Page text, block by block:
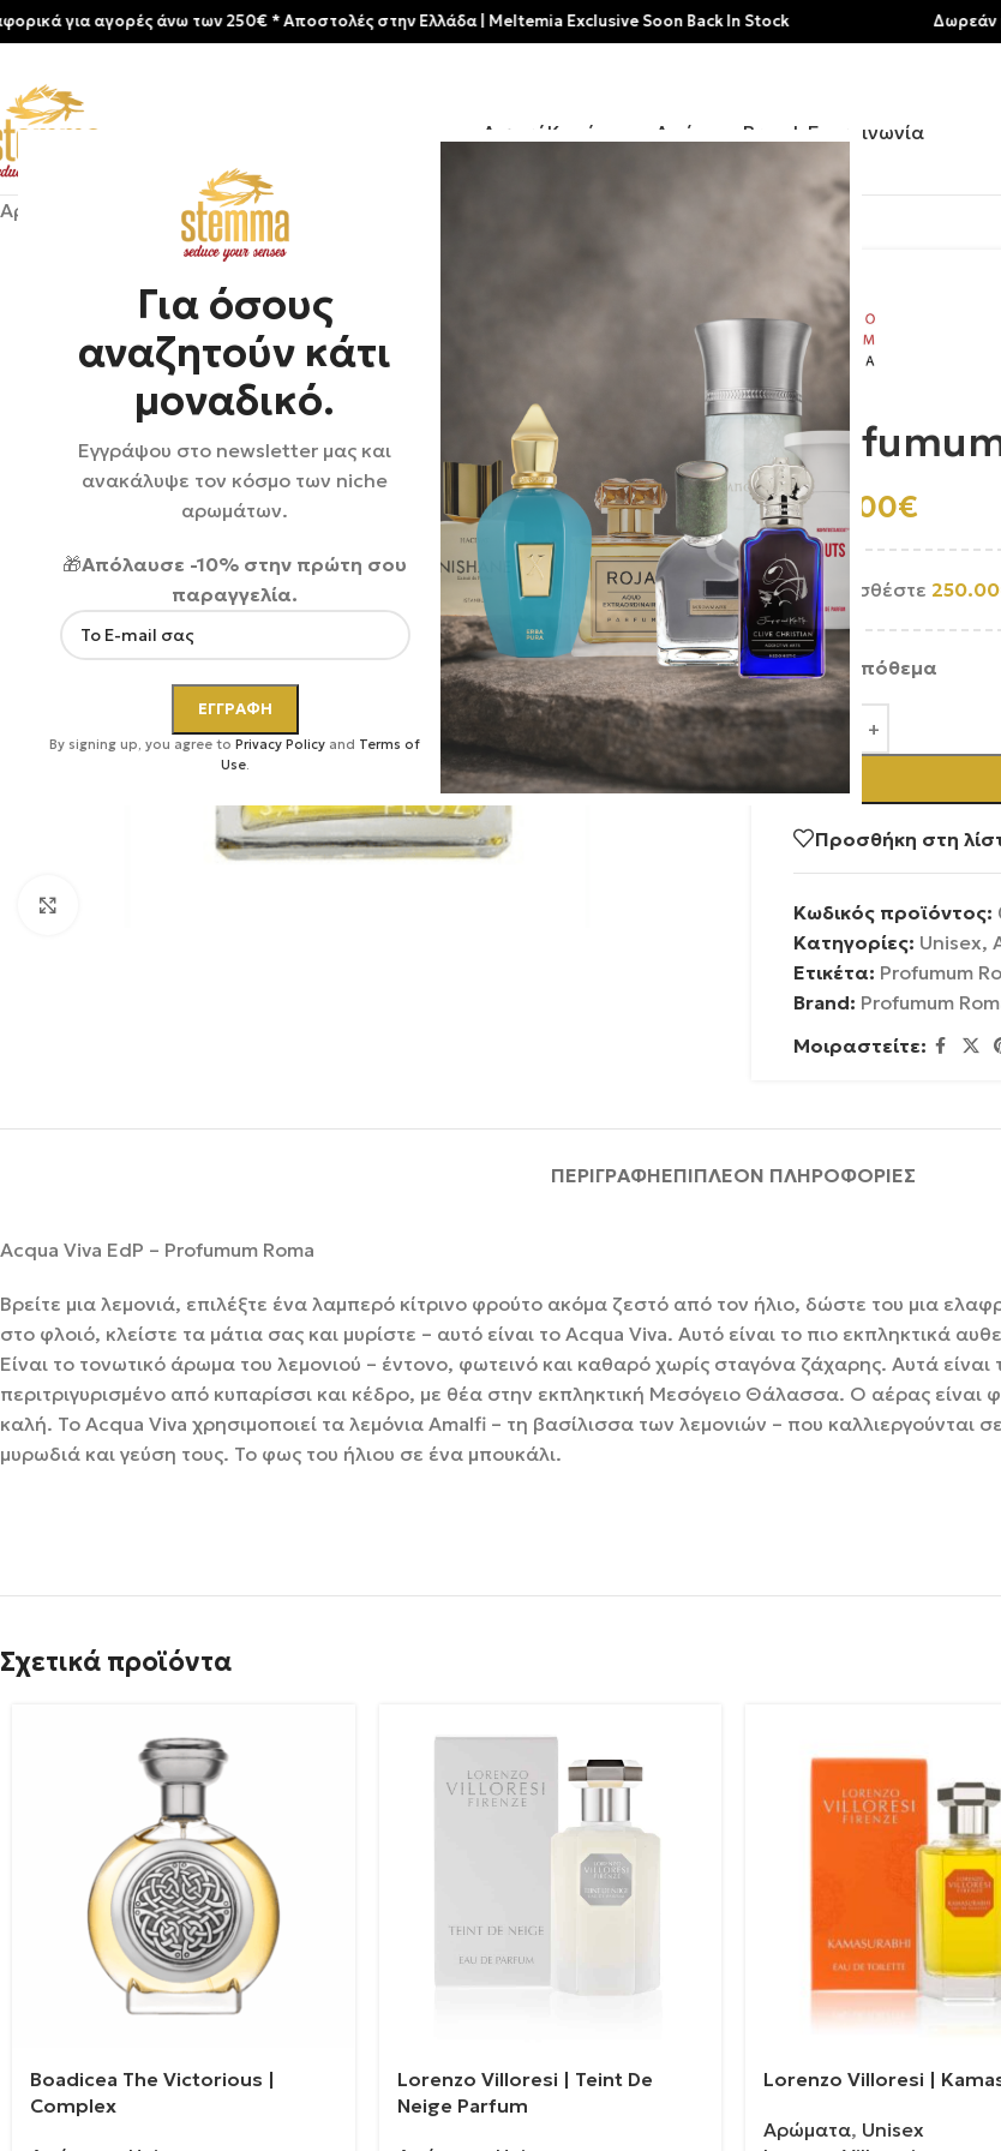
Για όσους
αναζητούν κάτι
μοναδικό.
Εγγράψου στο newsletter μας και
ανακάλυψε τον κόσμο των niche
αρωμάτων.
🎁Απόλαυσε -10% στην πρώτη σου
παραγγελία.
By signing up, you agree toPrivacy Policy and Terms of
Use.
Αρχική Κατάστημα Αρώματα Brands Επικοινωνία
Αρχική σελίδα Shop/Αρώματα/
250.00€
Προσθέστε 250.00
Σε απόθεμα
Προσθήκη στη
Κωδικός προϊόντος:
Κατηγορίες: Unisex,
Ετικέτα: Profumum
Brand: Profumum
Μοιραστείτε:
ΠΕΡΙΓΡΑΦΉΕΠΙΠΛΈΟΝ ΠΛΗΡΟΦΟΡΊΕΣ
Acqua Viva EdP – Profumum Roma
Βρείτε μια λεμονιά, επιλέξτε ένα λαμπερό κίτρινο φρούτο ακόμα ζεστό από τον ήλιο, δώστε του μια
στο φλοιό, κλείστε τα μάτια σας και μυρίστε – αυτό είναι το Acqua Viva. Αυτό είναι το πιο εκπληκτικά
Είναι το τονωτικό άρωμα του λεμονιού – έντονο, φωτεινό και καθαρό χωρίς σταγόνα ζάχαρης. Αυτά
περιτριγυρισμένο από κυπαρίσσι και κέδρο, με θέα στην εκπληκτική Μεσόγειο Θάλασσα. Ο αέρας είναι
καλή. Το Acqua Viva χρησιμοποιεί τα λεμόνια Amalfi – τη βασίλισσα των λεμονιών – που καλλιεργούνται
μυρωδιά και γεύση τους. Το φως του ήλιου σε ένα μπουκάλι.
Σχετικά προϊόντα
Boadicea The Victorious |
Complex
Lorenzo Villoresi | Teint De
Neige Parfum
Lorenzo Villoresi |
Αρώματα, Unisex
για αγορές άνω των 250€ * Aποστολές στην Ελλάδα | Meltemia Exclusive Soon Back In Stock Δωρεάν